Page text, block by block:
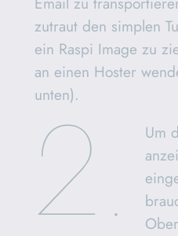
zutraut den simplen
ein Raspi Image zu
an einen Hoster
unten).
2.
Um